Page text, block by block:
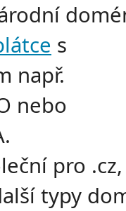
s
např.
nebo
pro .cz,
typy